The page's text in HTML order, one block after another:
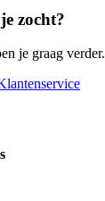
zocht?
je graag verder.